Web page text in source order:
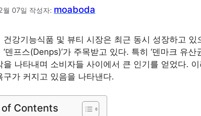
07일 작성자: moaboda
건강기능식품 및 뷰티 시장은 최근 동시 성장하고
‘덴프스(Denps)’가 주목받고 있다. 특히 ‘덴마크 유
을 나타내며 소비자들 사이에서 큰 인기를 얻었다.
구가 커지고 있음을 나타낸다.
of Contents